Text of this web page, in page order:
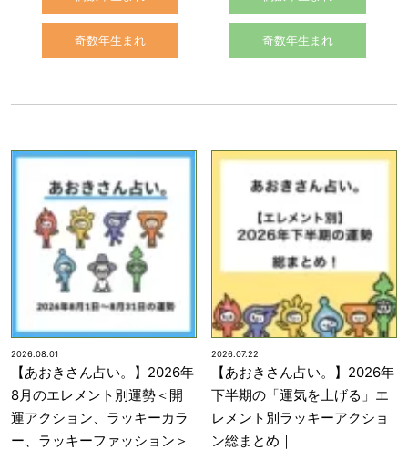
奇数年生まれ 奇数年生まれ
2026.08.01
【あおきさん占い。】2026年
8月のエレメント別運勢＜開
運アクション、ラッキーカラ
ー、ラッキーファッション＞
2026.07.22
【あおきさん占い。】2026年
下半期の「運気を上げる」エ
レメント別ラッキーアクショ
ン総まとめ｜